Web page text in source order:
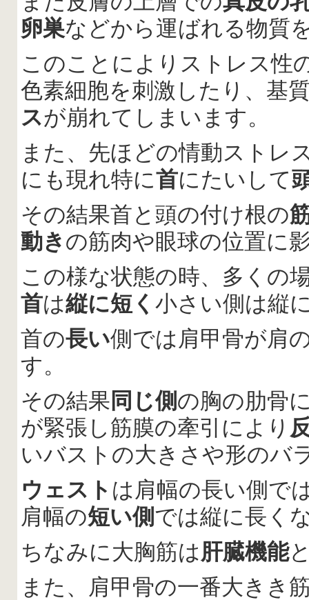
卵巣などから運ばれる物質
このことによりストレス性
色素細胞を刺激したり、基
スが崩れてしまいます。
また、先ほどの情動ストレ
にも現れ特に首にたいして
その結果首と頭の付け根の
動きの筋肉や眼球の位置に
この様な状態の時、多くの
首は縦に短く 小さい側は縦
首の長い側では肩甲骨が肩
す。
その結果同じ側の胸の肋骨
が緊張し筋膜の牽引により
いバストの大きさや形のバ
ウェスト は肩幅の長い側で
肩幅の短い側では縦に長く
ちなみに大胸筋は肝臓機能
また、肩甲骨の一番大きき